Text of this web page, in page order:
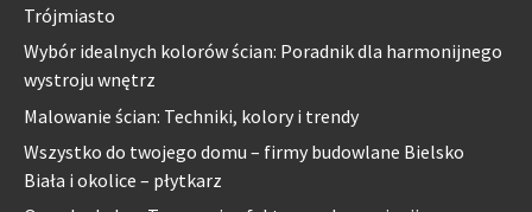
Trójmiasto
Wybór idealnych kolorów ścian: Poradnik dla harmonijnego
wystroju wnętrz
Malowanie ścian: Techniki, kolory i trendy
Wszystko do twojego domu – firmy budowlane Bielsko
Biała i okolice – płytkarz